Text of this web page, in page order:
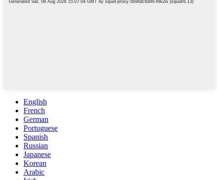
English
French
German
Portuguese
Spanish
Russian
Japanese
Korean
Arabic